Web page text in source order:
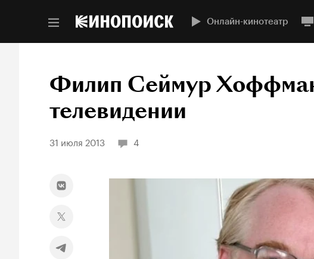
Онлайн-кинотеатр
Филип Сеймур
телевидении
31 июля 2013 4